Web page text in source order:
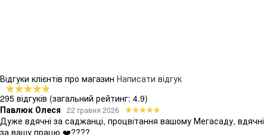
Відгуки клієнтів про магазин Написати відгук
295 відгуків (загальний рейтинг: 4.9)
Павлюк Олеся
22 травня 2026
Дуже вдячні за саджанці, процвітання вашому Мегасаду, вдячні
за вашу працю ❤️????